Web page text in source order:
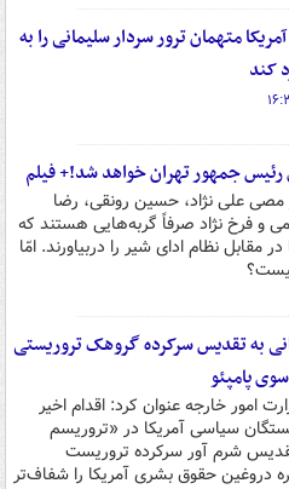
متهمان ترور سردار سلیمانی را به
کند
جمهور تهران خواهد شد!+ فیلم
مصی‌ علی‌ نژاد، حسین رونقی، رضا
و فرخ نژاد صرفاً گربه‌هایی هستند که
مقابل نظام ادای شیر را دربیاورند. امّا
به تقدیس سرکرده گروهک تروریستی
پامپئو
امور خارجه عنوان کرد: اقدام اخیر
سیاسی آمریکا در «تروریسم
شرم آور سرکرده تروریست
دروغین حقوق بشری آمریکا را شفاف‌تر